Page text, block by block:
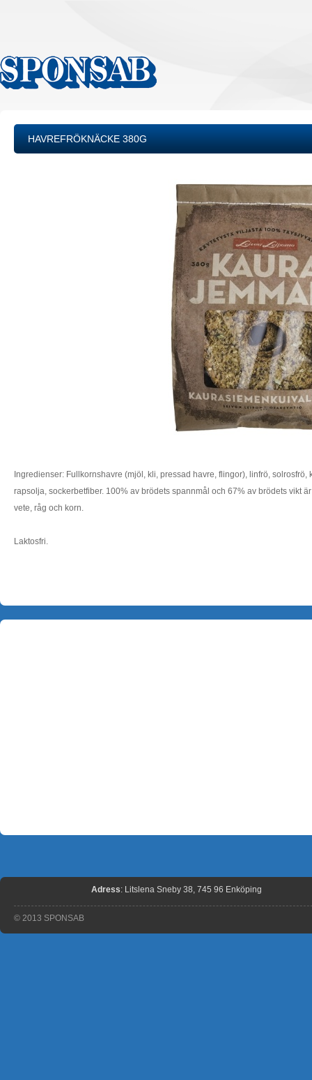
HAVREFRÖKNÄCKE 380G
Ingredienser: Fullkornshavre (mjöl, kli, pressad havre, flingor), linfrö,
rapsolja, sockerbetfiber. 100% av brödets spannmål och 67% av brödets vikt
vete, råg och korn.
Laktosfri.
Adress: Litslena Sneby 38, 745 96 Enköping
© 2013 SPONSAB